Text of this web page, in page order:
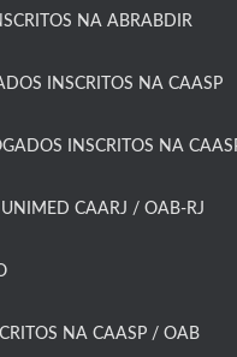
NA ABRABDIR
INSCRITOS NA CAASP​
INSCRITOS NA
CAARJ / OAB-RJ​
NA CAASP / OAB